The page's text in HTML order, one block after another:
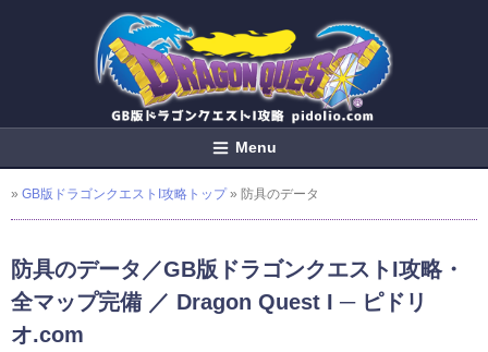
Menu
» GB版ドラゴンクエストI攻略トップ» 防具のデータ
防具のデータ／GB版ドラゴンクエストI攻略・
全マップ完備 ／ Dragon Quest I ─ ピドリ
オ.com